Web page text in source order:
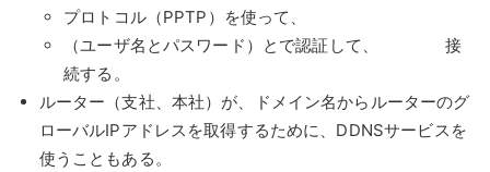
プロトコル（PPTP）を使って、
（ユーザ名とパスワード）とで認証して、 接
続する。
ルーター（支社、本社）が、ドメイン名からルーターのグ
ローバルIPアドレスを取得するために、DDNSサービスを
使うこともある。